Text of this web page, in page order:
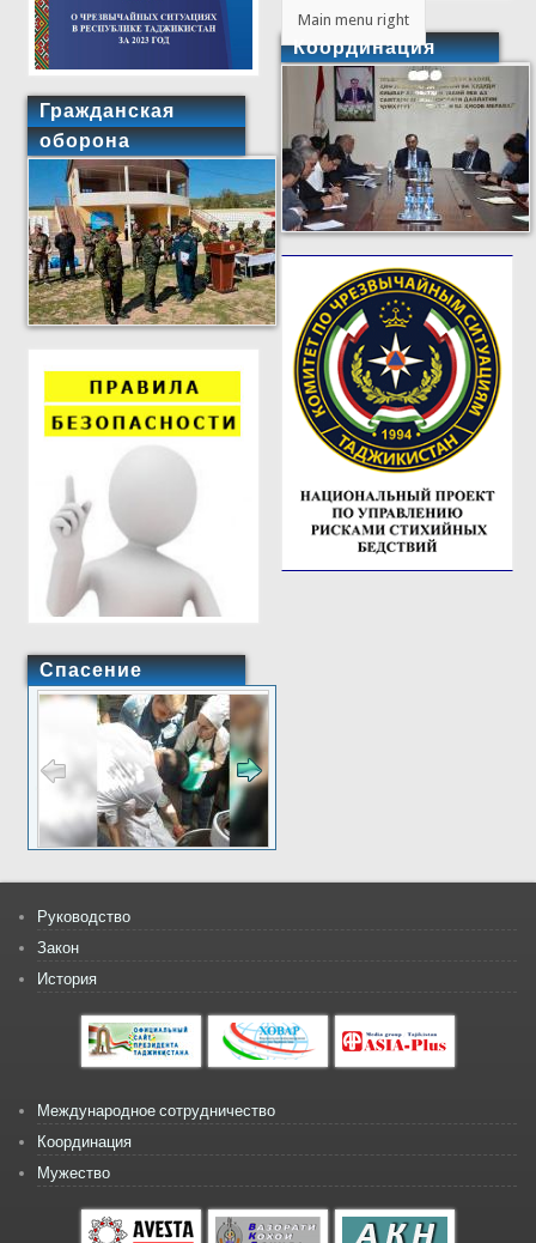
Гражданская
оборона
Спасение
Main menu right
Координация
Руководство
Закон
История
Международное сотрудничество
Координация
Мужество